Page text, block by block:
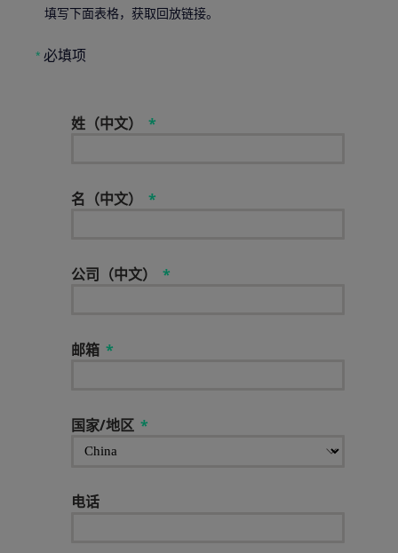
填写下面表格，获取回放链接。
* 必填项
姓（中文）
名（中文）
公司（中文）
邮箱
国家/地区
电话